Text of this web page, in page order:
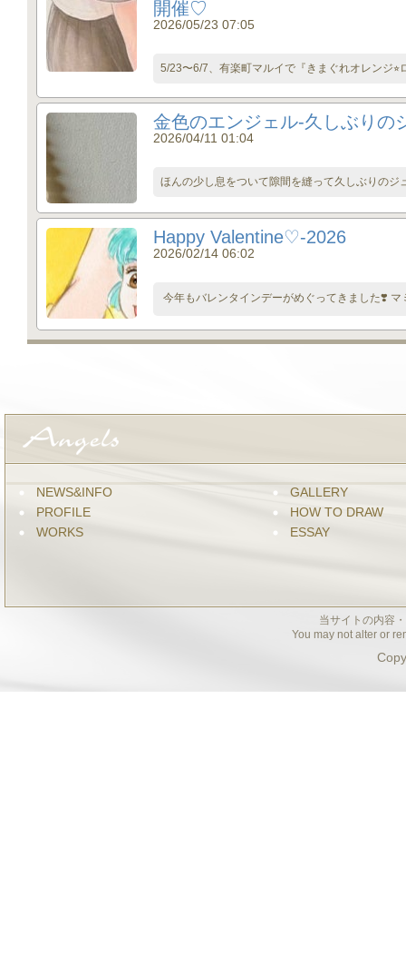
開催♡
2026/05/23 07:05
5/23〜6/7、有楽町マルイで『きまぐれオレンジ
金色のエンジェル-久しぶりの
2026/04/11 01:04
ほんの少し息をついて隙間を縫って久しぶりのジ
Happy Valentine♡-2026
2026/02/14 06:02
今年もバレンタインデーがめぐってきました❣️ マ
NEWS&INFO
PROFILE
WORKS
GALLERY
HOW TO DRAW
ESSAY
当サイトの内容
You may not alter or